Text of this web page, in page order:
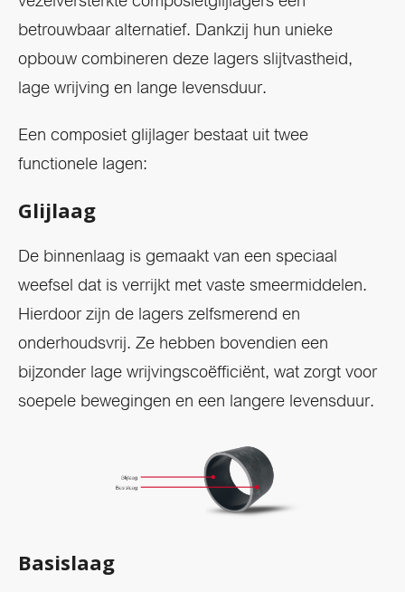
betrouwbaar alternatief. Dankzij hun unieke
opbouw combineren deze lagers slijtvastheid,
lage wrijving en lange levensduur.
Een composiet glijlager bestaat uit twee
functionele lagen:
Glijlaag
De binnenlaag is gemaakt van een speciaal
weefsel dat is verrijkt met vaste smeermiddelen.
Hierdoor zijn de lagers zelfsmerend en
onderhoudsvrij. Ze hebben bovendien een
bijzonder lage wrijvingscoëfficiënt, wat zorgt voor
soepele bewegingen en een langere levensduur.
Basislaag